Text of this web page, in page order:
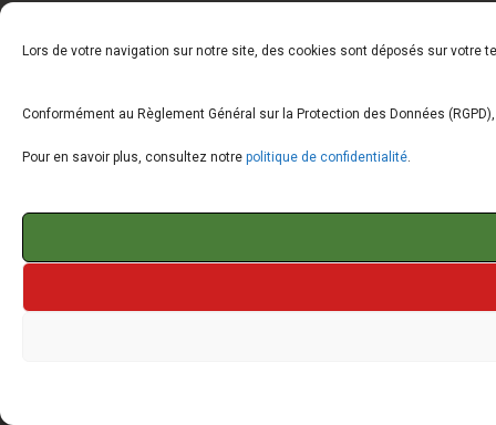
Lors de votre navigation sur notre site, des cookies sont déposés sur votre
Conformément au Règlement Général sur la Protection des Données
Pour en savoir plus, consultez notre politique de confidentialité.